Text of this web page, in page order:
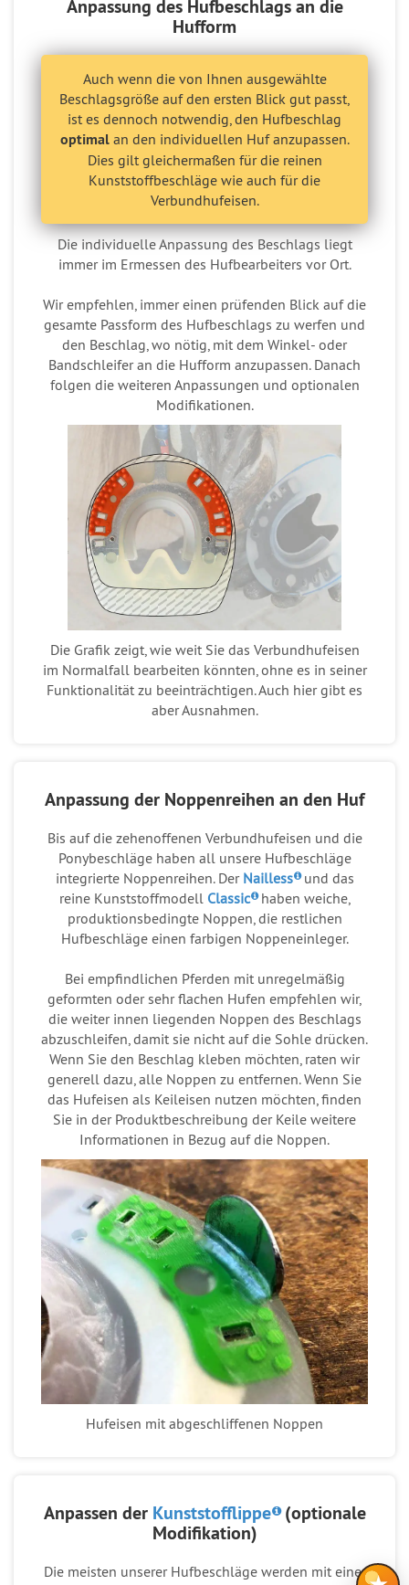
Anpassung des Hufbeschlags an die
Hufform
Auch wenn die von Ihnen ausgewählte
Beschlagsgröße auf den ersten Blick gut passt,
ist es dennoch notwendig, den Hufbeschlag
optimalan den individuellen Huf anzupassen.
Dies gilt gleichermaßen für die reinen
Kunststoffbeschläge wie auch für die
Verbundhufeisen.
Die individuelle Anpassung des Beschlags liegt
immer im Ermessen des Hufbearbeiters vor Ort.
Wir empfehlen, immer einen prüfenden Blick auf die
gesamte Passform des Hufbeschlags zu werfen und
den Beschlag, wo nötig, mit dem Winkel- oder
Bandschleifer an die Hufform anzupassen. Danach
folgen die weiteren Anpassungen und optionalen
Modifikationen.
Die Grafik zeigt, wie weit Sie das Verbundhufeisen
im Normalfall bearbeiten könnten, ohne es in seiner
Funktionalität zu beeinträchtigen. Auch hier gibt es
aber Ausnahmen.
Anpassung der Noppenreihen an den Huf
Bis auf die zehenoffenen Verbundhufeisen und die
Ponybeschläge haben all unsere Hufbeschläge
integrierte Noppenreihen. Der Nailless und das
reine Kunststoffmodell Classic haben weiche,
produktionsbedingte Noppen, die restlichen
Hufbeschläge einen farbigen Noppeneinleger.
Bei empfindlichen Pferden mit unregelmäßig
geformten oder sehr flachen Hufen empfehlen wir,
die weiter innen liegenden Noppen des Beschlags
abzuschleifen, damit sie nicht auf die Sohle drücken.
Wenn Sie den Beschlag kleben möchten, raten wir
generell dazu, alle Noppen zu entfernen. Wenn Sie
das Hufeisen als Keileisen nutzen möchten, finden
Sie in der Produktbeschreibung der Keile weitere
Informationen in Bezug auf die Noppen.
Hufeisen mit abgeschliffenen Noppen
Anpassen der Kunststofflippe (optionale
Modifikation)
Die meisten unserer Hufbeschläge werden mit einer